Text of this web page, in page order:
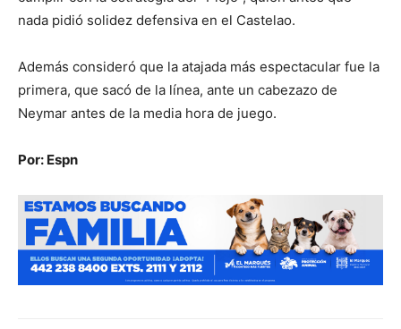
nada pidió solidez defensiva en el Castelao.
Además consideró que la atajada más espectacular fue la
primera, que sacó de la línea, ante un cabezazo de
Neymar antes de la media hora de juego.
Por: Espn